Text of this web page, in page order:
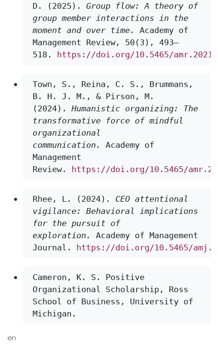
D. (2025).
Group flow: A theory of
group member interactions in the
moment and over time.
Academy of
Management Review, 50(3), 493–
518. https://doi.org/10.5465/
Town, S., Reina, C. S., Brummans,
B. H. J. M., & Pirson, M.
(2024).
Humanistic organizing: The
transformative force of mindful
organizational
communication.
Academy of
Management
Review. https://doi.org/10.5465/
Rhee, L. (2024).
CEO attentional
vigilance: Behavioral implications
for the pursuit of
exploration.
Academy of Management
Journal. https://doi.org/10.5465/
Cameron, K. S.
Positive
Organizational Scholarship, Ross
School of Business, University of
Michigan.
en